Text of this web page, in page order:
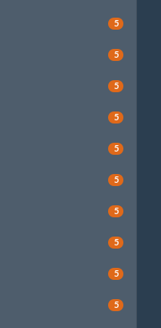
5
5
5
5
5
5
5
5
5
5